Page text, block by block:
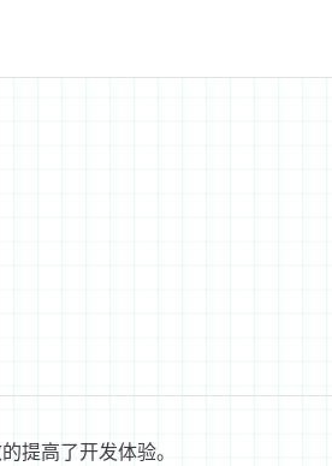
提高了开发体验。